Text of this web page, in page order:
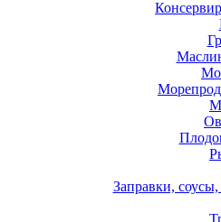
Заправки,